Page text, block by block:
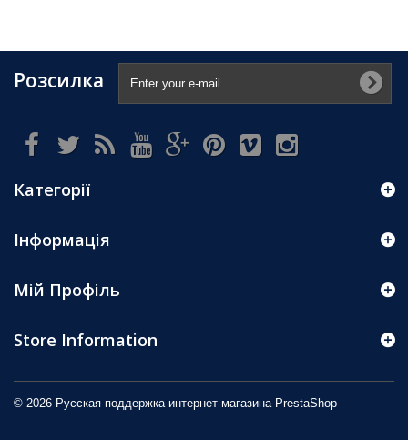
Розсилка
Категорії
Інформація
© 2026 Русская поддержка интернет-магазина PrestaShop
Мій Профіль
Store Information